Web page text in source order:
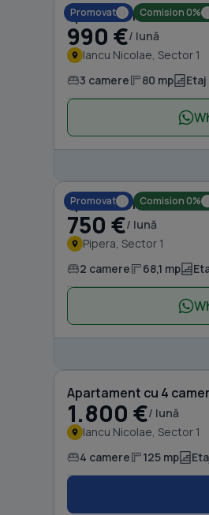
Promovat Comision 0%
Apartament cu 3
990 €/ lună
Iancu Nicolae, Sector 1
3 camere 80 mp Etaj
Promovat Comision 0%
Apartament cu 2
750 €/ lună
Pipera, Sector 1
2 camere 68,1 mp
Apartament cu 4
1.800 €/ lună
Iancu Nicolae, Sector 1
4 camere 125 mp